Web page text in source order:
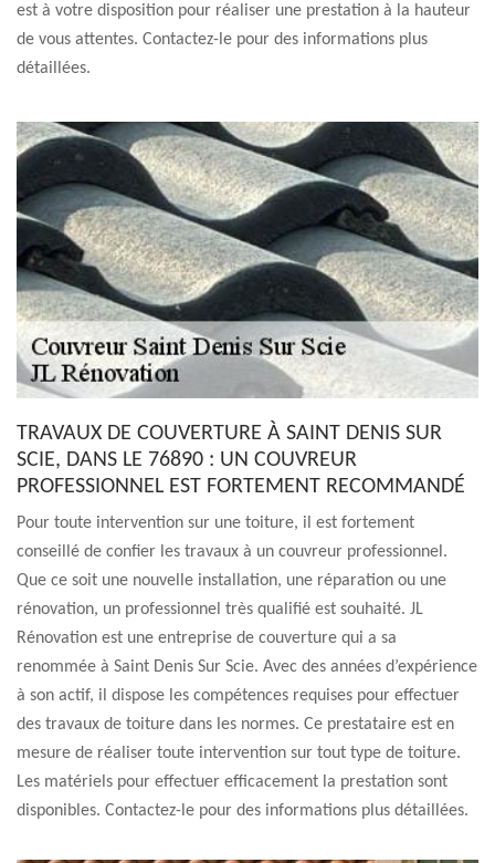
est à votre disposition pour réaliser une prestation à la hauteur
de vous attentes. Contactez-le pour des informations plus
détaillées.
TRAVAUX DE COUVERTURE À SAINT DENIS SUR
SCIE, DANS LE 76890 : UN COUVREUR
PROFESSIONNEL EST FORTEMENT RECOMMANDÉ
Pour toute intervention sur une toiture, il est fortement
conseillé de confier les travaux à un couvreur professionnel.
Que ce soit une nouvelle installation, une réparation ou une
rénovation, un professionnel très qualifié est souhaité. JL
Rénovation est une entreprise de couverture qui a sa
renommée à Saint Denis Sur Scie. Avec des années d’expérience
à son actif, il dispose les compétences requises pour effectuer
des travaux de toiture dans les normes. Ce prestataire est en
mesure de réaliser toute intervention sur tout type de toiture.
Les matériels pour effectuer efficacement la prestation sont
disponibles. Contactez-le pour des informations plus détaillées.